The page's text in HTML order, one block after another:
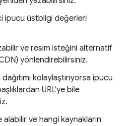
ipucu üstbilgi değerleri
ve resim isteğini alternatif
yönlendirebilirsiniz.
kolaylaştırıyorsa ipucu
URL'ye bile
alabilir ve hangi kaynakların